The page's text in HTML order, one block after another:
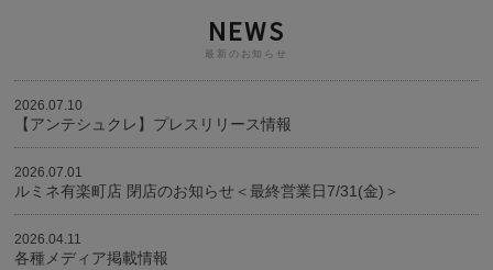
NEWS
最新のお知らせ
2026.07.10
【アンテシュクレ】プレスリリース情報
2026.07.01
ルミネ有楽町店 閉店のお知らせ＜最終営業日7/31(金)＞
2026.04.11
各種メディア掲載情報